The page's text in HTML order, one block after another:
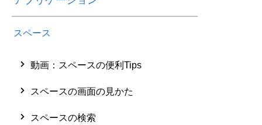
スペース
動画：スペースの便利Tips
スペースの画面の見かた
スペースの検索